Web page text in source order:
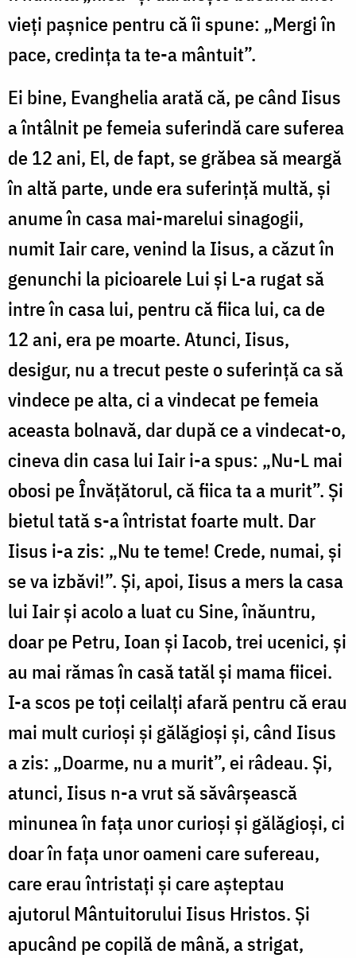
vieți pașnice pentru că îi spune: „Mergi în
pace, credința ta te-a mântuit”.
Ei bine, Evanghelia arată că, pe când Iisus
a întâlnit pe femeia suferindă care suferea
de 12 ani, El, de fapt, se grăbea să meargă
în altă parte, unde era suferință multă, și
anume în casa mai-marelui sinagogii,
numit Iair care, venind la Iisus, a căzut în
genunchi la picioarele Lui și L-a rugat să
intre în casa lui, pentru că fiica lui, ca de
12 ani, era pe moarte. Atunci, Iisus,
desigur, nu a trecut peste o suferință ca să
vindece pe alta, ci a vindecat pe femeia
aceasta bolnavă, dar după ce a vindecat-o,
cineva din casa lui Iair i-a spus: „Nu-L mai
obosi pe Învățătorul, că fiica ta a murit”. Și
bietul tată s-a întristat foarte mult. Dar
Iisus i-a zis: „Nu te teme! Crede, numai, și
se va izbăvi!”. Și, apoi, Iisus a mers la casa
lui Iair și acolo a luat cu Sine, înăuntru,
doar pe Petru, Ioan și Iacob, trei ucenici, și
au mai rămas în casă tatăl și mama fiicei.
I-a scos pe toți ceilalți afară pentru că erau
mai mult curioși și gălăgioși și, când Iisus
a zis: „Doarme, nu a murit”, ei râdeau. Și,
atunci, Iisus n-a vrut să săvârșească
minunea în fața unor curioși și gălăgioși, ci
doar în fața unor oameni care sufereau,
care erau întristați și care așteptau
ajutorul Mântuitorului Iisus Hristos. Și
apucând pe copilă de mână, a strigat,